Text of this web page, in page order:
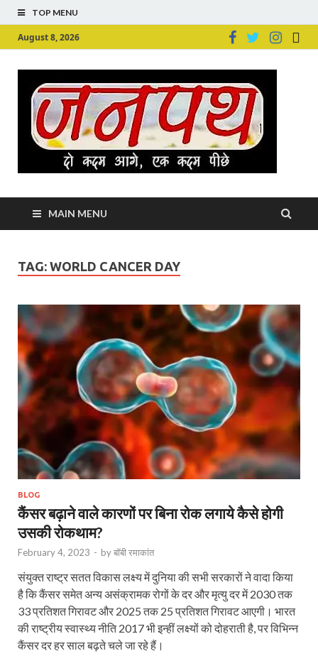
TOP MENU
August 8, 2026
MAIN MENU
TAG: WORLD CANCER DAY
BLOG
कैंसर बढ़ाने वाले कारणों पर बिना रोक लगाये कैसे होगी
उसकी रोकथाम?
February 4, 2023 - byबॉबी रमाकांत
संयुक्त राष्ट्र सतत विकास लक्ष्य में दुनिया की सभी सरकारों ने वादा किया
है कि कैंसर समेत अन्य असंक्रामक रोगों के दर और मृत्यु दर में 2030 तक
33 प्रतिशत गिरावट और 2025 तक 25 प्रतिशत गिरावट आएगी। भारत
की राष्ट्रीय स्वास्थ्य नीति 2017 भी इन्हीं लक्ष्यों को दोहराती है, पर विभिन्न
कैंसर दर हर साल बढ़ते चले जा रहे हैं।